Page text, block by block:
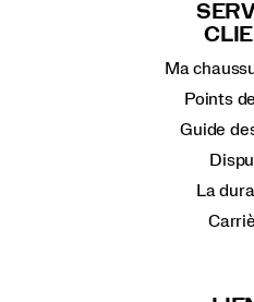
Ma
Points
Guide
La